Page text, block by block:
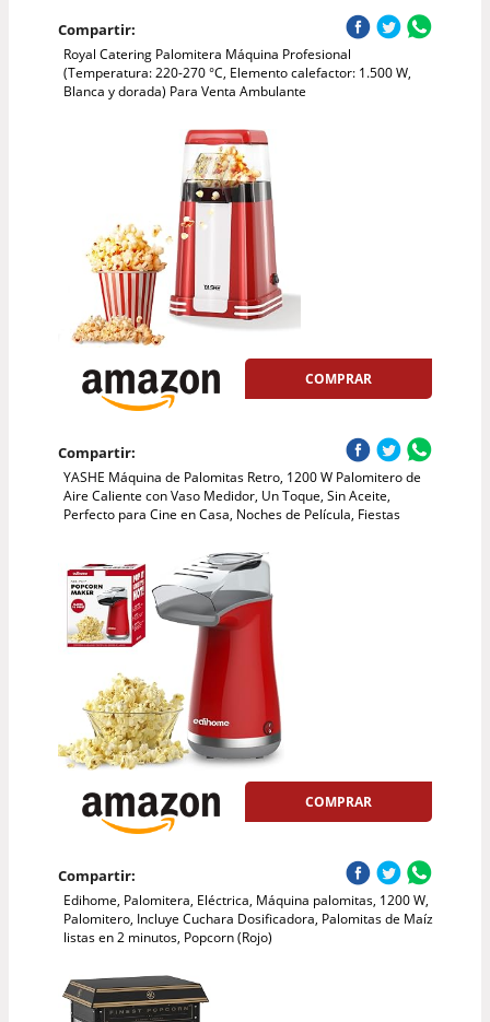
Compartir:
Royal Catering Palomitera Máquina Profesional
(Temperatura: 220-270 °C, Elemento calefactor: 1.500 W,
Blanca y dorada) Para Venta Ambulante
COMPRAR
Compartir:
YASHE Máquina de Palomitas Retro, 1200 W Palomitero de
Aire Caliente con Vaso Medidor, Un Toque, Sin Aceite,
Perfecto para Cine en Casa, Noches de Película, Fiestas
COMPRAR
Compartir:
Edihome, Palomitera, Eléctrica, Máquina palomitas, 1200 W,
Palomitero, Incluye Cuchara Dosificadora, Palomitas de Maíz
listas en 2 minutos, Popcorn (Rojo)